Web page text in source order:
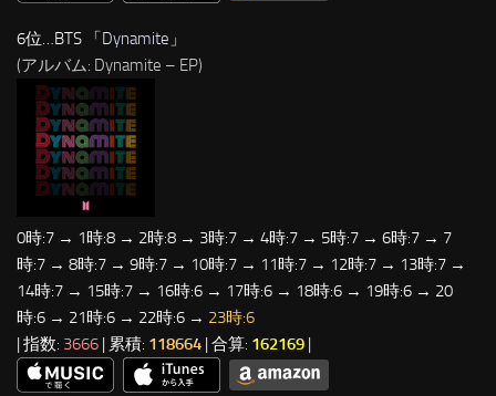
6位…BTS 「Dynamite 」
(アルバム: Dynamite – EP)
0時:7 → 1時:8 → 2時:8 → 3時:7 → 4時:7 → 5時:7 → 6時:7 → 7
時:7 → 8時:7 → 9時:7 → 10時:7 → 11時:7 → 12時:7 → 13時:7 →
14時:7 → 15時:7 → 16時:6 → 17時:6 → 18時:6 → 19時:6 → 20
時:6 → 21時:6 → 22時:6 → 23時:6
| 指数: 3666 | 累積: 118664 | 合算: 162169 |